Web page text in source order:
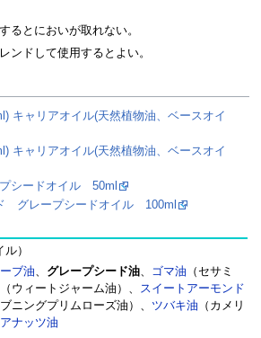
るとにおいが取れない。
ンドして使用するとよい。
キャリアオイル(天然植物油、ベースオイ
キャリアオイル(天然植物油、ベースオイ
シードオイル 50ml
グレープシードオイル 100ml
）
ブ油、 グレープシード油、 ゴマ油 （セサミ
（ウィートジャーム油）、 スイートアーモンド
ブニングプリムローズ油）、 ツバキ油 （カメリ
ナッツ油